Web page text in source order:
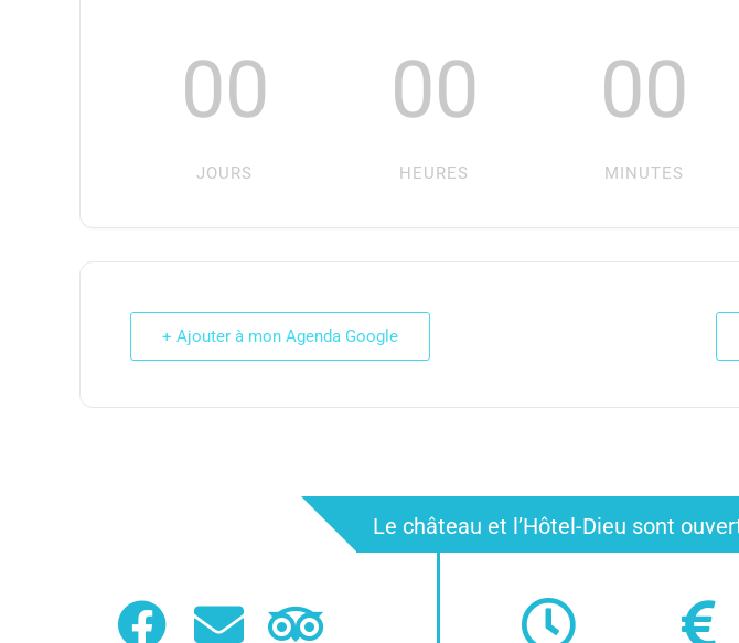
00
JOURS
00
HEURES
00
MINUTES
+ Ajouter à mon Agenda Google
Le château et l’Hôtel-Dieu sont